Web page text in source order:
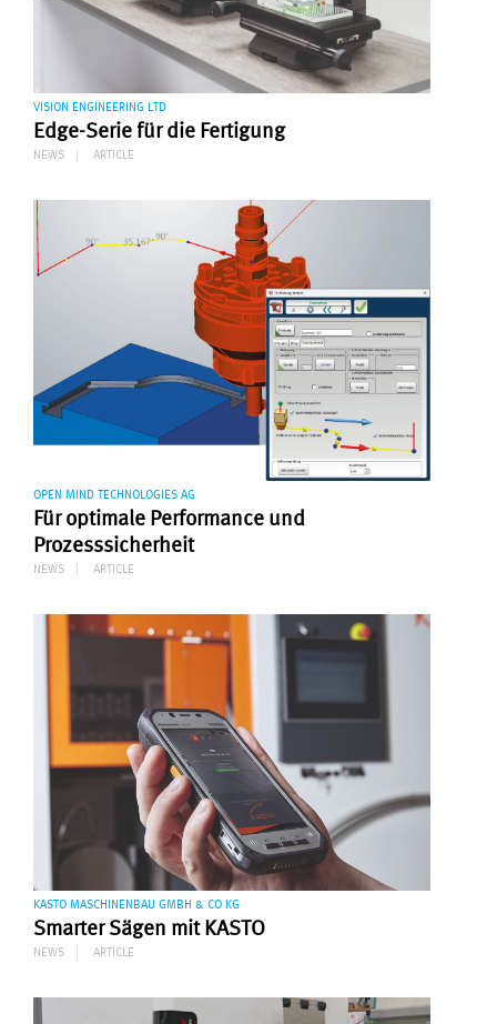
VISION ENGINEERING LTD
Edge-Serie für die Fertigung
NEWS ARTICLE
OPEN MIND TECHNOLOGIES AG
Für optimale Performance und
Prozesssicherheit
NEWS ARTICLE
KASTO MASCHINENBAU GMBH & CO KG
Smarter Sägen mit KASTO
NEWS ARTICLE